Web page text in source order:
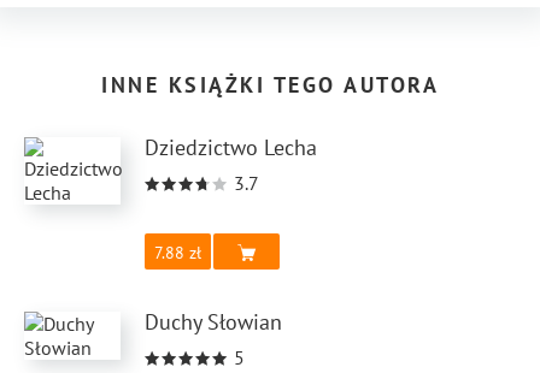
INNE KSIĄŻKI TEGO AUTORA
Dziedzictwo Lecha
3.7
7.88
Duchy Słowian
5